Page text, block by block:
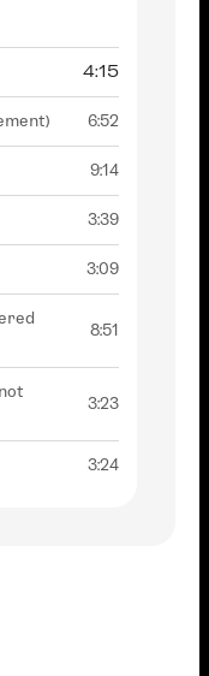
4:15
6:52
9:14
3:39
3:09
8:51
3:23
3:24